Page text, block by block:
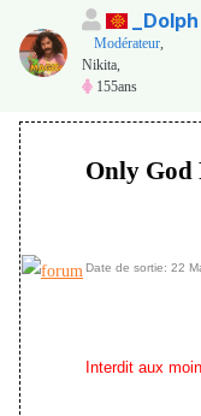
_Dolph
Modérateur,
Nikita,
155ans
Only God
Date de sortie: 22
Interdit aux